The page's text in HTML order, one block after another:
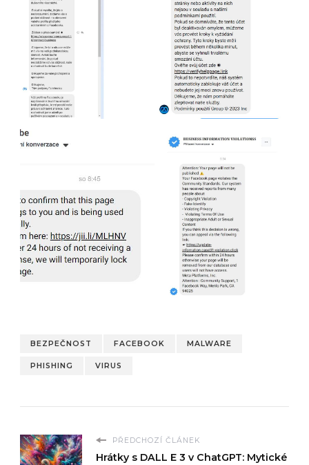
BEZPEČNOST FACEBOOK MALWARE
PHISHING VIRUS
PŘEDCHOZÍ ČLÁNEK
Hrátky s DALL E 3 v ChatGPT: Mytické